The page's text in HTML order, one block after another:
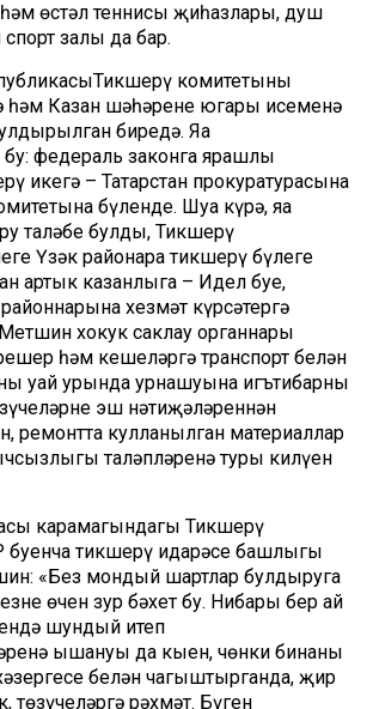
өстәл теннисы җиһазлары, душ
залы да бар.
комитетының
Казан шәһәренең югары исеменә
биредә. Яңа
федераль законга ярашлы
икегә – Татарстан прокуратурасына
бүленде. Шуңа күрә, яңа
таләбе булды, Тикшерү
Үзәк районара тикшерү бүлеге
артык казанлыга – Идел буе,
хезмәт күрсәтергә
хокук саклау органнары
һәм кешеләргә транспорт белән
уңай урында урнашуына игътибарны
эш нәтиҗәләреннән
ремонтта кулланылган материаллар
таләпләренә туры килүен
карамагындагы Тикшерү
буенча тикшерү идарәсе башлыгы
«Без мондый шартлар булдыруга
өчен зур бәхет бу. Нибары бер ай
шундый итеп
ышануы да кыен, чөнки бинаның
белән чагыштырганда, җир
төзүчеләргә рәхмәт. Бүген